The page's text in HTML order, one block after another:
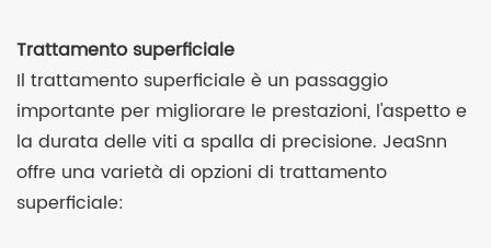
Trattamento superficiale
Il trattamento superficiale è un passaggio
importante per migliorare le prestazioni, l'aspetto e
la durata delle viti a spalla di precisione. JeaSnn
offre una varietà di opzioni di trattamento
superficiale: